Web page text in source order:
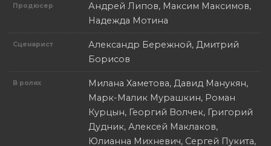
Продюсер
Андрей Липов, Максим Максимов,
Надежда Мотина
Сценарист
Александр Бережной, Дмитрий
Борисов
В ролях
Милана Хаметова, Давид Манукян,
Марк-Малик Мурашкин, Роман
Курцын, Георгий Волчек, Григорий
Дудник, Алексей Маклаков,
Юлианна Михневич, Сергей Пукита,